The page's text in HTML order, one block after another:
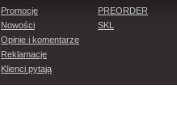
Promocje
Nowości
Opinie i komentarze
Reklamacje
Klienci pytają
PREORDER
SKL